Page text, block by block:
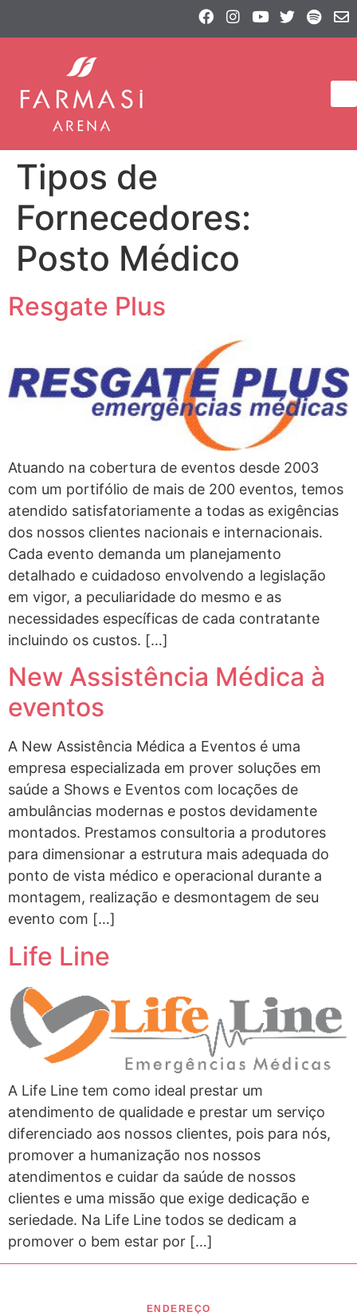
Tipos de
Fornecedores:
Posto Médico
Resgate Plus
Atuando na cobertura de eventos desde 2003
com um portifólio de mais de 200 eventos, temos
atendido satisfatoriamente a todas as exigências
dos nossos clientes nacionais e internacionais.
Cada evento demanda um planejamento
detalhado e cuidadoso envolvendo a legislação
em vigor, a peculiaridade do mesmo e as
necessidades específicas de cada contratante
incluindo os custos. […]
New Assistência Médica à
eventos
A New Assistência Médica a Eventos é uma
empresa especializada em prover soluções em
saúde a Shows e Eventos com locações de
ambulâncias modernas e postos devidamente
montados. Prestamos consultoria a produtores
para dimensionar a estrutura mais adequada do
ponto de vista médico e operacional durante a
montagem, realização e desmontagem de seu
evento com […]
Life Line
A Life Line tem como ideal prestar um
atendimento de qualidade e prestar um serviço
diferenciado aos nossos clientes, pois para nós,
promover a humanização nos nossos
atendimentos e cuidar da saúde de nossos
clientes e uma missão que exige dedicação e
seriedade. Na Life Line todos se dedicam a
promover o bem estar por […]
ENDEREÇO